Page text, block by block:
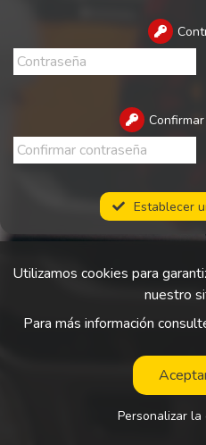
Establecer
Utilizamos cookies para
nuestro
Para más información
Personalizar